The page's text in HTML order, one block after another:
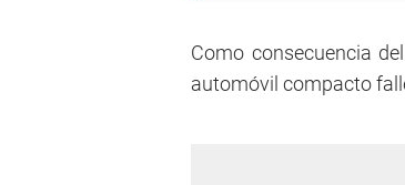
Como consecuencia
automóvil compacto